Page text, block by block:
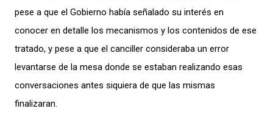
pese a que el Gobierno había señalado su interés en
conocer en detalle los mecanismos y los contenidos de ese
tratado, y pese a que el canciller consideraba un error
levantarse de la mesa donde se estaban realizando esas
conversaciones antes siquiera de que las mismas
finalizaran.